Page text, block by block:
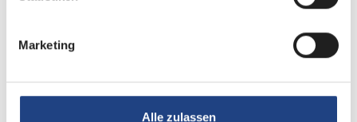
Marketing
Alle zulassen
Klimaanlage